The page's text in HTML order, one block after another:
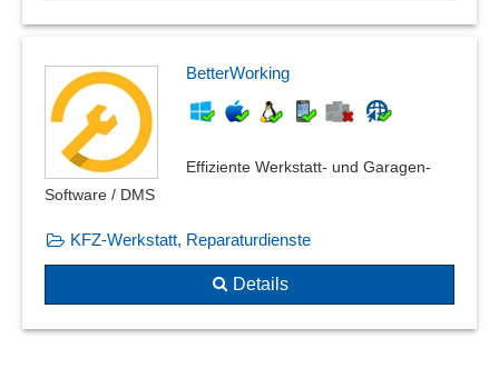
BetterWorking
Effiziente Werkstatt- und Garagen-
Software / DMS
KFZ-Werkstatt, Reparaturdienste
Details